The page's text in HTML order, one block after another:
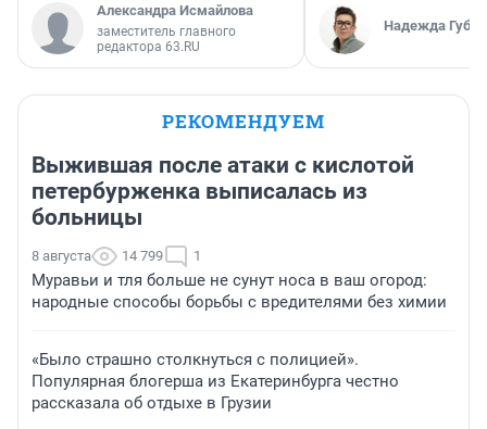
Александра Исмайлова
заместитель главного
редактора 63.RU
Надежда
РЕКОМЕНДУЕМ
Выжившая после атаки с кислотой
петербурженка выписалась из
больницы
8 августа 14 799 1
Муравьи и тля больше не сунут носа в ваш огород:
народные способы борьбы с вредителями без химии
«Было страшно столкнуться с полицией».
Популярная блогерша из Екатеринбурга честно
рассказала об отдыхе в Грузии